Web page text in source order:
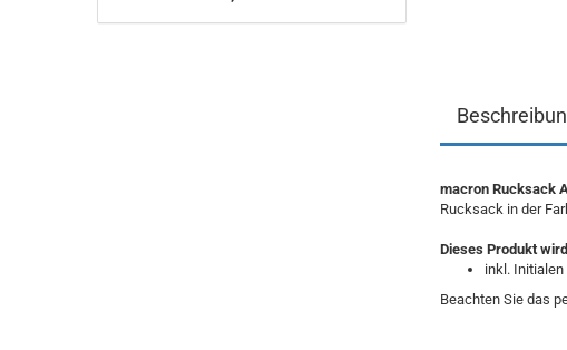
macron Rucksack
Rucksack in der
Dieses Produkt
inkl. Initialen
Beachten Sie das